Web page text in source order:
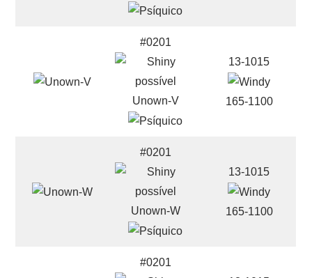
#0201
Unown-V
13-1015
165-1100
#0201
Unown-W
13-1015
165-1100
#0201